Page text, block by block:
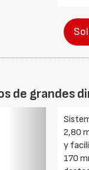
de grandes
Siguiente
2,80
y
170